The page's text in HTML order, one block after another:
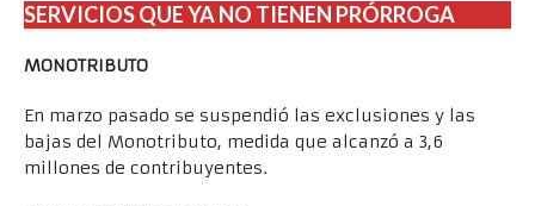
SERVICIOS QUE YA NO TIENEN PRÓRROGA
MONOTRIBUTO
En marzo pasado se suspendió las exclusiones y las
bajas del Monotributo, medida que alcanzó a 3,6
millones de contribuyentes.